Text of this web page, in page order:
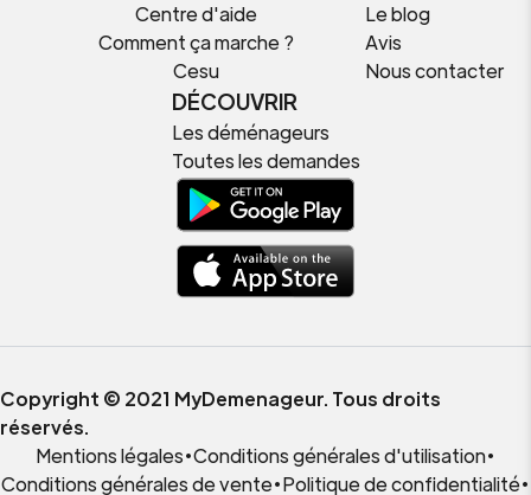
Centre d'aide
Comment ça marche ?
Cesu
Le blog
Avis
Nous contacter
DÉCOUVRIR
Les déménageurs
Toutes les demandes
Copyright © 2021 MyDemenageur. Tous droits
réservés.
Mentions légales•Conditions générales d'utilisation•
Conditions générales de vente•Politique de confidentialité•